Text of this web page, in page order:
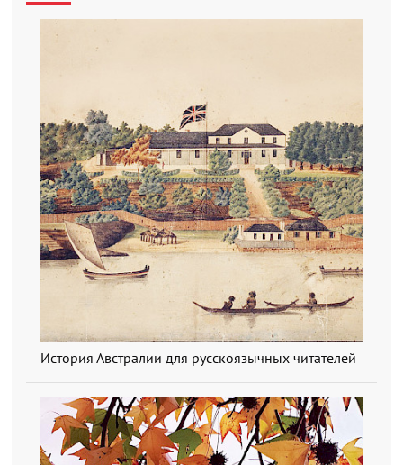
История Австралии для русскоязычных читателей